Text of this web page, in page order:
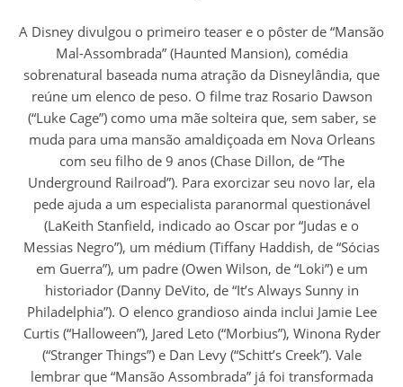
A Disney divulgou o primeiro teaser e o pôster de “Mansão
Mal-Assombrada” (Haunted Mansion), comédia
sobrenatural baseada numa atração da Disneylândia, que
reúne um elenco de peso. O filme traz Rosario Dawson
(“Luke Cage”) como uma mãe solteira que, sem saber, se
muda para uma mansão amaldiçoada em Nova Orleans
com seu filho de 9 anos (Chase Dillon, de “The
Underground Railroad”). Para exorcizar seu novo lar, ela
pede ajuda a um especialista paranormal questionável
(LaKeith Stanfield, indicado ao Oscar por “Judas e o
Messias Negro”), um médium (Tiffany Haddish, de “Sócias
em Guerra”), um padre (Owen Wilson, de “Loki”) e um
historiador (Danny DeVito, de “It’s Always Sunny in
Philadelphia”). O elenco grandioso ainda inclui Jamie Lee
Curtis (“Halloween”), Jared Leto (“Morbius”), Winona Ryder
(“Stranger Things”) e Dan Levy (“Schitt’s Creek”). Vale
lembrar que “Mansão Assombrada” já foi transformada